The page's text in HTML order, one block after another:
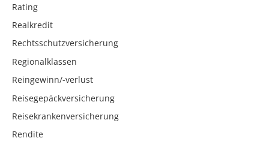
Rating
Realkredit
Rechtsschutzversicherung
Regionalklassen
Reingewinn/-verlust
Reisegepäckversicherung
Reisekrankenversicherung
Rendite